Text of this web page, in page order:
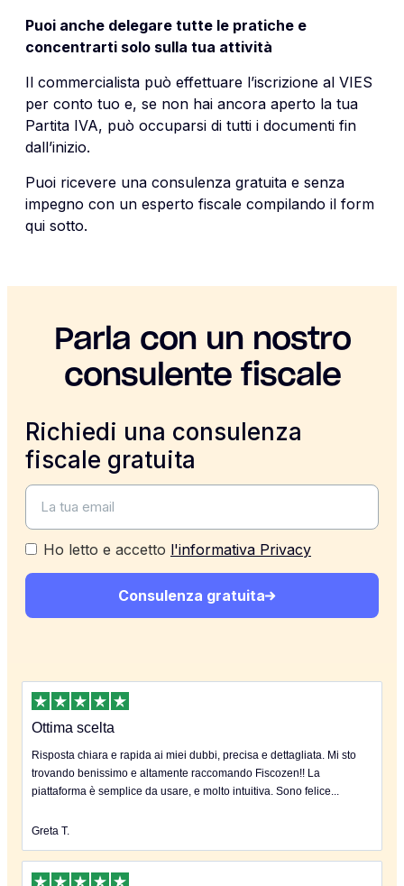
Puoi anche delegare tutte le pratiche e
concentrarti solo sulla tua attività
Il commercialista può effettuare l’iscrizione al VIES
per conto tuo e, se non hai ancora aperto la tua
Partita IVA, può occuparsi di tutti i documenti fin
dall’inizio.
Puoi ricevere una consulenza gratuita e senza
impegno con un esperto fiscale compilando il form
qui sotto.
Parla con un nostro
consulente fiscale
Richiedi una consulenza
fiscale gratuita
Ho letto e accetto l'informativa Privacy
Consulenza gratuita
Ottima scelta
Risposta chiara e rapida ai miei dubbi, precisa e dettagliata. Mi sto
trovando benissimo e altamente raccomando Fiscozen!! La
piattaforma è semplice da usare, e molto intuitiva. Sono felice...
Greta T.